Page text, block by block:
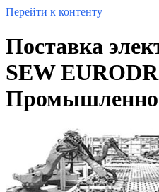
Перейти к контенту
Поставка
SEW